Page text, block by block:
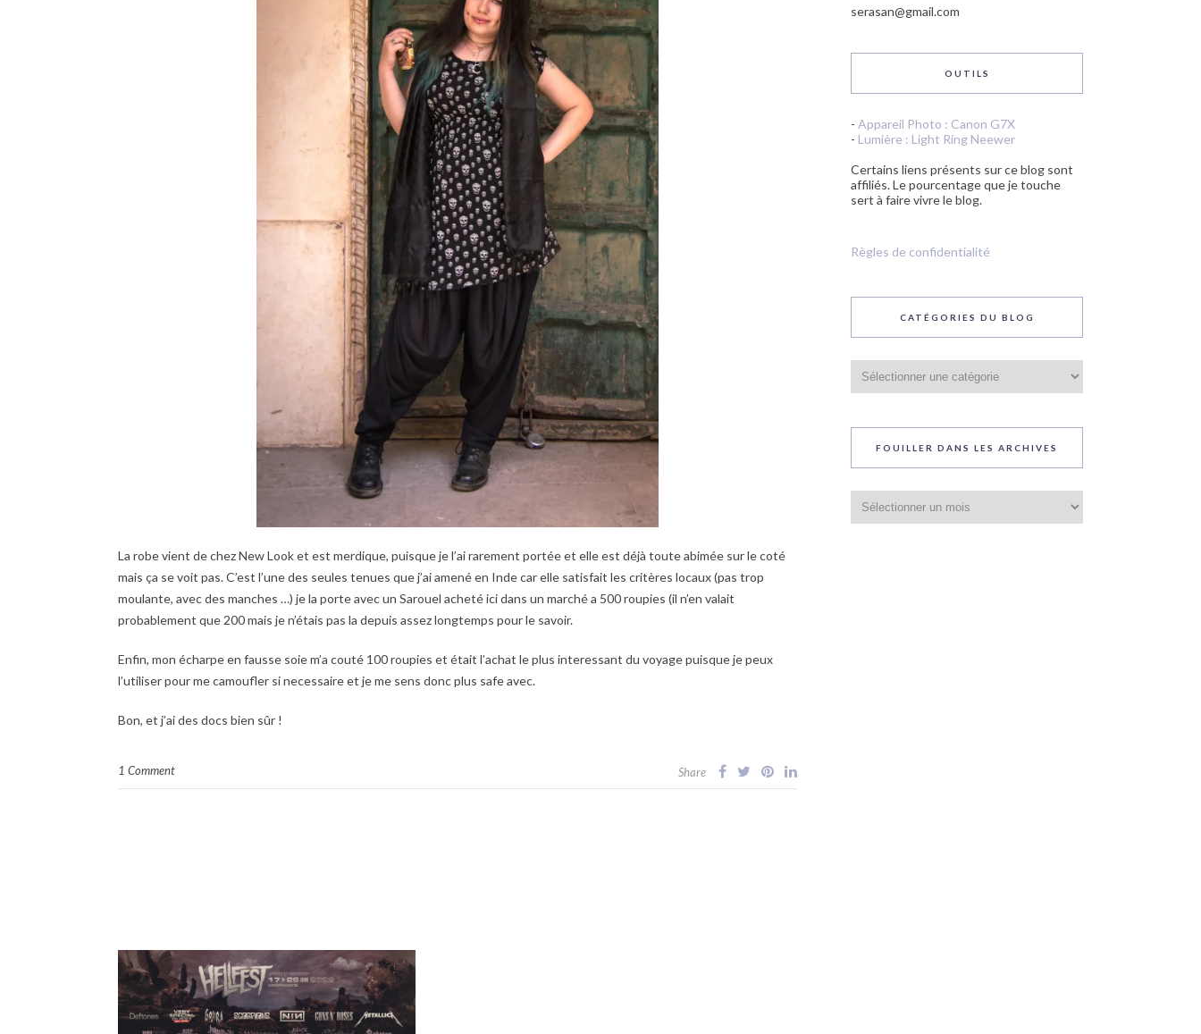
La robe vient de chez New Look et est merdique, puisque je l’ai rarement portée et elle est déjà toute abimée sur le coté
mais ça se voit pas. C’est l’une des seules tenues que j’ai amené en Inde car elle satisfait les critères locaux (pas trop
moulante, avec des manches …) je la porte avec un Sarouel acheté ici dans un marché a 500 roupies (il n’en valait
probablement que 200 mais je n’étais pas la depuis assez longtemps pour le savoir.
Enfin, mon écharpe en fausse soie m’a couté 100 roupies et était l’achat le plus interessant du voyage puisque je peux
l’utiliser pour me camoufler si necessaire et je me sens donc plus safe avec.
Bon, et j’ai des docs bien sûr !
1 Comment Share
serasan@gmail.com
OUTILS
- Appareil Photo : Canon G7X
- Lumière : Light Ring Neewer
Certains liens présents sur ce blog sont
affiliés. Le pourcentage que je touche
sert à faire vivre le blog.
Règles de confidentialité
CATÉGORIES DU BLOG
du
blog
FOUILLER DANS LES ARCHIVES
dans
les